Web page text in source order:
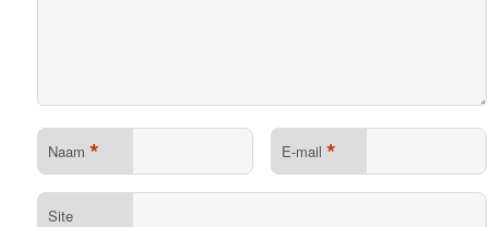
Naam * E-mail *
Site